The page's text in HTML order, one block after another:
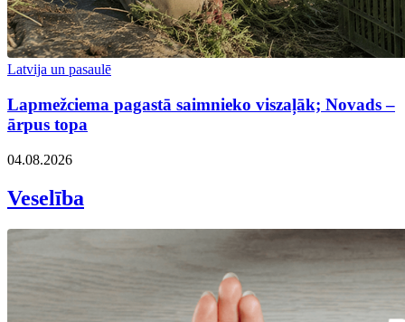
Latvija un pasaulē
Lapmežciema pagastā saimnieko viszaļāk; Novads –
ārpus topa
04.08.2026
Veselība